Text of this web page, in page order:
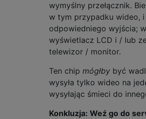
wymyślny przełącznik.
w tym przypadku wideo, i
odpowiedniego wyjścia;
wyświetlacz LCD i / lub
telewizor / monitor.
Ten chip mógłby być
wysyła tylko wideo na
wysyłając śmieci do
Konkluzja: Weź go do